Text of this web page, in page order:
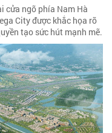
cửa ngõ phía Nam Hà
City được khắc họa rõ
tạo sức hút mạnh mẽ.